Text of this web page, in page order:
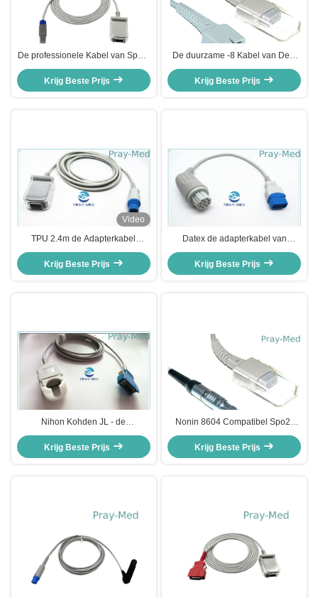
De professionele Kabel van Spo2,
de Sensorenkabel 0010-20-
42595 van Datascope Spo2
Krijg Beste Prijs
De duurzame -8 Kabel van Dec,
4.0mm Dia Opnieuw te gebruiken
Spo2 Sensorenkabel
Krijg Beste Prijs
Video
TPU 2.4m de Adapterkabel
3368433 Compatibele Drager van
7pin Spo2
Krijg Beste Prijs
Datex de adapterkabel van
ohmedatrusignal ts-N3
spo2/uitbreidingskabel met 10pin
Krijg Beste Prijs
Nihon Kohden JL - de
Adapterkabel 20 van 302T Spo2
Norm van Speld de Compatibele
Ce
Krijg Beste Prijs
Nonin 8604 Compatibel Spo2-
Metaal 6 Speld 4.0mm van de
Adapterkabel Kabeldiameter
Krijg Beste Prijs